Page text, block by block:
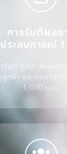
การรันตีผลง
ประสบการณ์
ารันตี คุณภาพผลงา
ลูกค้า และผลงานก
1,000 แบบ